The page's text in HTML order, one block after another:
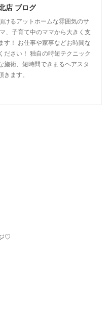
店 ブログ
けるアットホームな雰囲気のサ
、子育て中のママから大きく支
す！ お仕事や家事などお時間な
ださい！ 独自の時短テクニック
施術、短時間できまるヘアスタ
ます。
♡